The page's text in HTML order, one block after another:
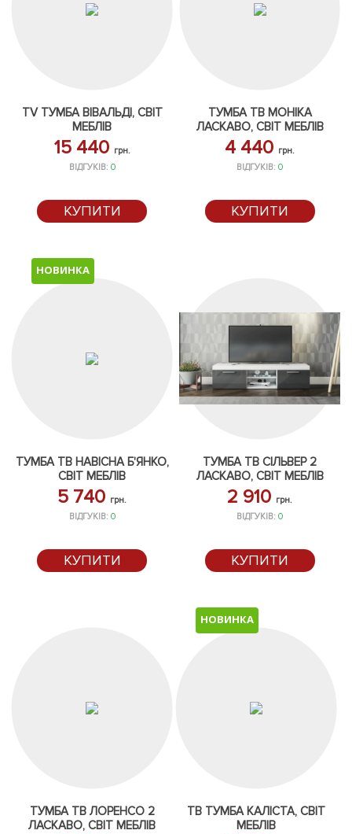
TV ТУМБА ВІВАЛЬДІ, СВІТ
МЕБЛІВ
15 440 грн.
ВІДГУКІВ: 0
КУПИТИ
ТУМБА ТВ МОНІКА
ЛАСКАВО, СВІТ МЕБЛІВ
4 440 грн.
ВІДГУКІВ:0
КУПИТИ
НОВИНКА
ТУМБА ТВ НАВІСНА Б'ЯНКО,
СВІТ МЕБЛІВ
5 740 грн.
ВІДГУКІВ: 0
КУПИТИ
ТУМБА ТВ СІЛЬВЕР 2
ЛАСКАВО, СВІТ МЕБЛІВ
2 910 грн.
ВІДГУКІВ:0
КУПИТИ
ТУМБА ТВ ЛОРЕНСО 2
ЛАСКАВО, СВІТ МЕБЛІВ
НОВИНКА
ТВ ТУМБА КАЛІСТА, СВІТ
МЕБЛІВ